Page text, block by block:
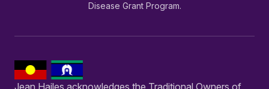
Disease Grant Program.